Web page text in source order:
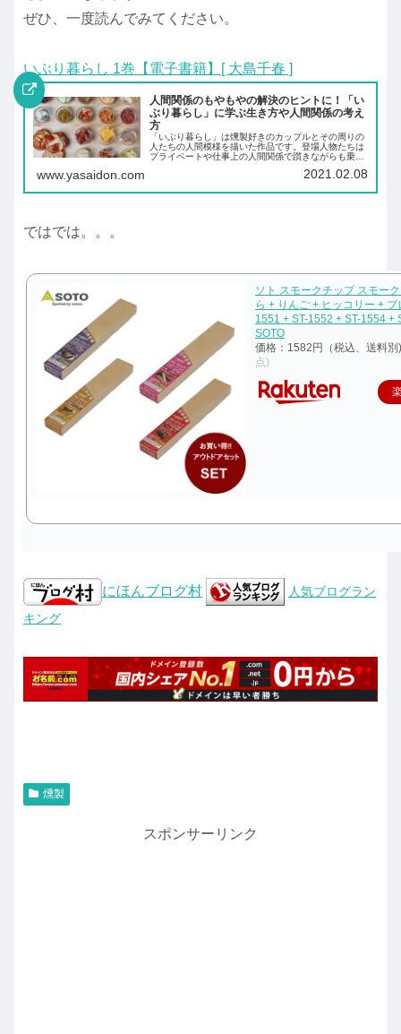
ぜひ、一度読んでみてください。
いぶり暮らし 1巻【電子書籍】[ 大島千春 ]
人間関係のもやもやの解決のヒントに！「い
ぶり暮らし」に学ぶ生き方や人間関係の考え
方
「いぶり暮らし」は燻製好きのカップルとその周りの
人たちの人間模様を描いた作品です。登場人物たちは
プライベートや仕事上の人間関係で躓きながらも乗り
www.yasaidon.com 2021.02.08
ではでは。。。
ソト スモークチップ スモー
ら + りんご + ヒッコリー + ブ
1551 + ST-1552 + ST-1554 +
SOTO
価格：1582円（税込、送料別)
点)
にほんブログ村
人気ブログラン
キング
燻製
スポンサーリンク